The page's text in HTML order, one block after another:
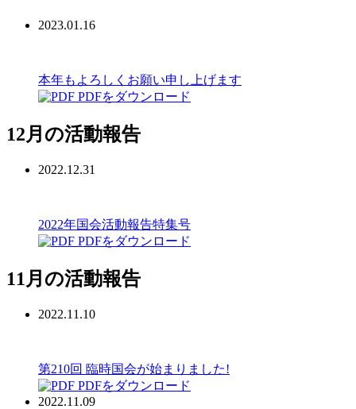
2023.01.16
本年もよろしくお願い申し上げます
PDFをダウンロード
12月の活動報告
2022.12.31
2022年国会活動報告特集号
PDFをダウンロード
11月の活動報告
2022.11.10
第210回 臨時国会が始まりました!
PDFをダウンロード
2022.11.09